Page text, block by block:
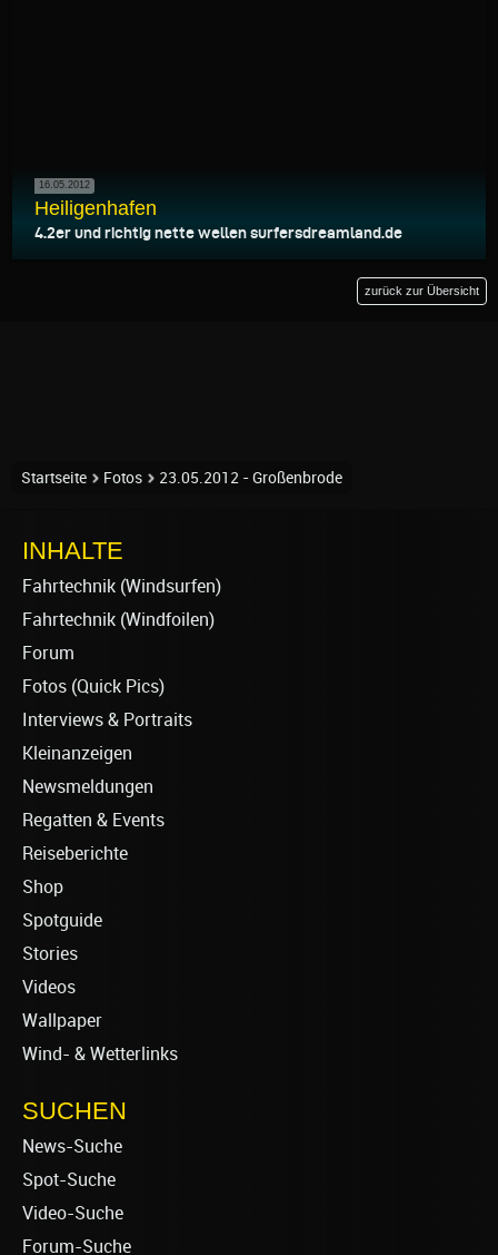
16.05.2012
Heiligenhafen
4.2er und richtig nette wellen surfersdreamland.de
zurück zur Übersicht
Startseite Fotos 23.05.2012 - Großenbrode
INHALTE
Fahrtechnik (Windsurfen)
Fahrtechnik (Windfoilen)
Forum
Fotos (Quick Pics)
Interviews & Portraits
Kleinanzeigen
Newsmeldungen
Regatten & Events
Reiseberichte
Shop
Spotguide
Stories
Videos
Wallpaper
Wind- & Wetterlinks
SUCHEN
News-Suche
Spot-Suche
Video-Suche
Forum-Suche